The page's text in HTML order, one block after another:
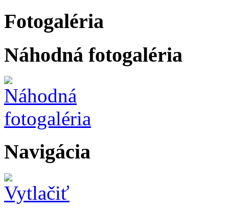
Fotogaléria
Náhodná fotogaléria
Navigácia